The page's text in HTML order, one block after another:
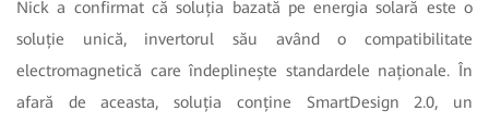
Nick a confirmat că soluția bazată pe energia solară este o
soluție unică, invertorul său având o compatibilitate
electromagnetică care îndeplinește standardele naționale. În
afară de aceasta, soluția conține SmartDesign 2.0, un